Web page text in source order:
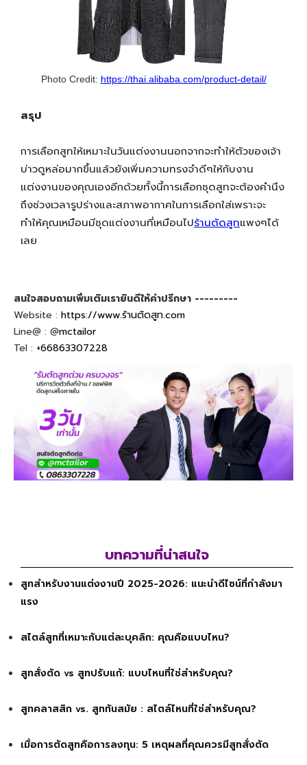
Photo Credit: https://thai.alibaba.com/product-detail/
สรุป
การเลือกสูทให้เหมาะในวันแต่งงานนอกจากจะทำให้ตัวของเจ้า
บ่าวดูหล่อมากขึ้นแล้วยังเพิ่มความทรงจำดีๆให้กับงาน
แต่งงานของคุณเองอีกด้วยทั้งนี้การเลือกชุดสูทจะต้องคำนึง
ถึงช่วงเวลารูปร่างและสภาพอากาศในการเลือกใส่เพราะจะ
ทำให้คุณเหมือนมีชุดแต่งงานที่เหมือนไปร้านตัดสูทแพงๆได้
เลย
สนใจสอบถามเพิ่มเติมเรายินดีให้คำปรึกษา ---------
Website : https://www.ร้านตัดสูท.com
Line@ : @mctailor
Tel : +66863307228
บทความที่น่าสนใจ
สูทสำหรับงานแต่งงานปี 2025-2026: แนะนำดีไซน์ที่กำลังมา
แรง
สไตล์สูทที่เหมาะกับแต่ละบุคลิก: คุณคือแบบไหน?
สูทสั่งตัด vs สูทปรับแก้: แบบไหนที่ใช่สำหรับคุณ?
สูทคลาสสิก vs. สูททันสมัย : สไตล์ไหนที่ใช่สำหรับคุณ?
เมื่อการตัดสูทคือการลงทุน: 5 เหตุผลที่คุณควรมีสูทสั่งตัด